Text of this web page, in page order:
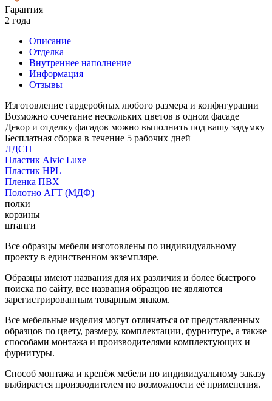
Гарантия
2 года
Описание
Отделка
Внутреннее наполнение
Информация
Отзывы
Изготовление гардеробных любого размера и конфигурации
Возможно сочетание нескольких цветов в одном фасаде
Декор и отделку фасадов можно выполнить под вашу задумку
Бесплатная сборка в течение 5 рабочих дней
ЛДСП
Пластик Alvic Luxe
Пластик HPL
Пленка ПВХ
Полотно АГТ (МДФ)
полки
корзины
штанги
Все образцы мебели изготовлены по индивидуальному
проекту в единственном экземпляре.
Образцы имеют названия для их различия и более быстрого
поиска по сайту, все названия образцов не являются
зарегистрированным товарным знаком.
Все мебельные изделия могут отличаться от представленных
образцов по цвету, размеру, комплектации, фурнитуре, а также
способами монтажа и производителями комплектующих и
фурнитуры.
Способ монтажа и крепёж мебели по индивидуальному заказу
выбирается производителем по возможности её применения.